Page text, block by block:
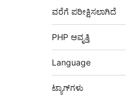
ವರೆಗೆ ಪರೀಕ್ಷಿಸಲಾಗಿದೆ
PHP ಆವೃತ್ತಿ
Language
ಟ್ಯಾಗ್‌ಗಳು